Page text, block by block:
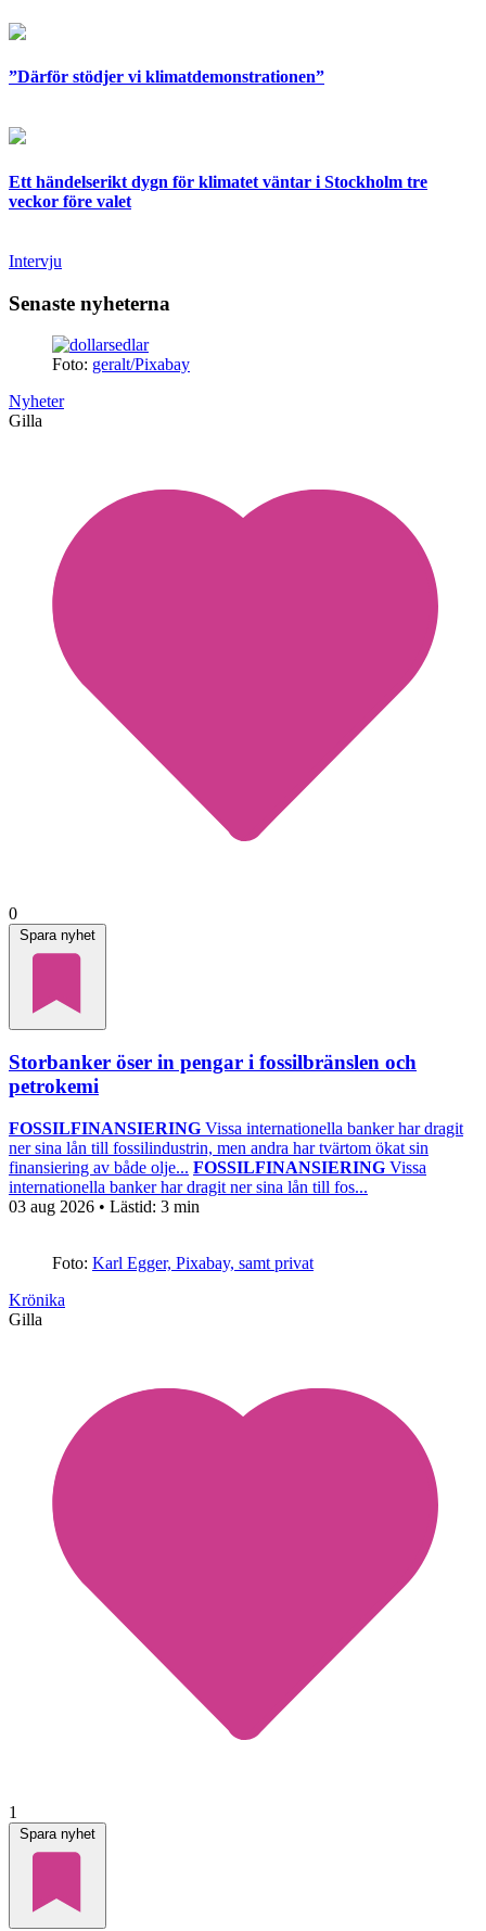
”Därför stödjer vi klimatdemonstrationen”
Ett händelserikt dygn för klimatet väntar i Stockholm tre
veckor före valet
Intervju
Senaste nyheterna
Foto: geralt/Pixabay
Nyheter
Gilla
0
Spara nyhet
Storbanker öser in pengar i fossilbränslen och
petrokemi
FOSSILFINANSIERING Vissa internationella banker har dragit
ner sina lån till fossilindustrin, men andra har tvärtom ökat sin
finansiering av både olje... FOSSILFINANSIERING Vissa
internationella banker har dragit ner sina lån till fos...
03 aug 2026 • Lästid: 3 min
Foto: Karl Egger, Pixabay, samt privat
Krönika
Gilla
1
Spara nyhet